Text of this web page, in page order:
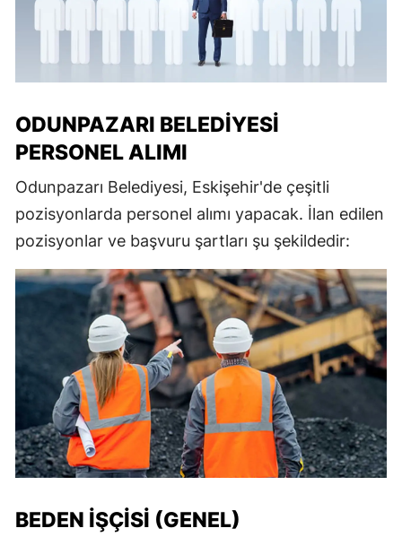
ODUNPAZARI BELEDIYESI
PERSONEL ALIMI
Odunpazarı Belediyesi, Eskişehir'de çeşitli
pozisyonlarda personel alımı yapacak. İlan edilen
pozisyonlar ve başvuru şartları şu şekildedir:
BEDEN İŞÇISI (GENEL)